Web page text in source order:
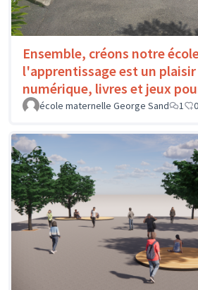
Ensemble, créons notre
l'apprentissage est un plaisir
numérique, livres et jeux
école maternelle George Sand 1 0